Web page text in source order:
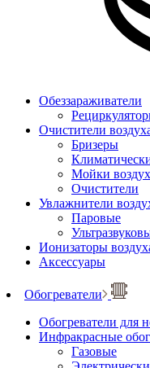
Обеззараживатели
Очистители
Бризеры
Мойки
Очистители
Увлажнители
Паровые
Ионизаторы
Аксессуары
Обогреватели
Обогреватели для
Инфракрасные
Газовые